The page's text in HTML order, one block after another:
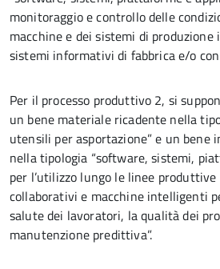
monitoraggio e controllo delle
macchine e dei sistemi di
sistemi informativi di fabbrica e/o con
Per il processo produttivo 2, si
un bene materiale ricadente nella
utensili per asportazione” e un bene
nella tipologia “software, sistemi,
per l’utilizzo lungo le linee
collaborativi e macchine intelligenti
salute dei lavoratori, la qualità dei
manutenzione predittiva”.